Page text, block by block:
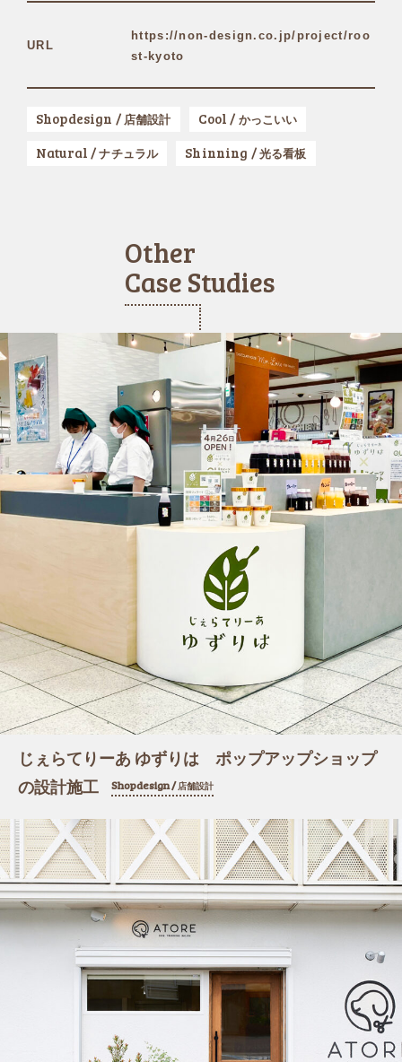
URL
https://non-design.co.jp/project/roo
st-kyoto
Shopdesign / 店舗設計 Cool / かっこいい
Natural / ナチュラル Shinning / 光る看板
Other
Case Studies
じぇらてりーあ ゆずりは ポップアップショップ
の設計施工
Shopdesign / 店舗設計